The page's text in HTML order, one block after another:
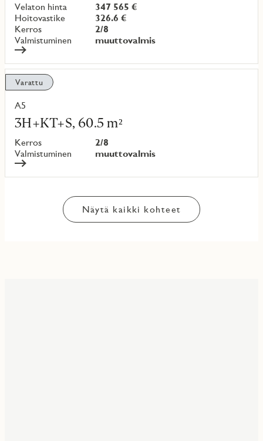
Velaton hinta
347 565 €
Hoitovastike
326.6 €
Kerros
2/8
Valmistuminen
muuttovalmis
Varattu
A5
3H+KT+S, 60.5 m²
Kerros
2/8
Valmistuminen
muuttovalmis
Lue
lisää
kohteesta
Näytä kaikki kohteet